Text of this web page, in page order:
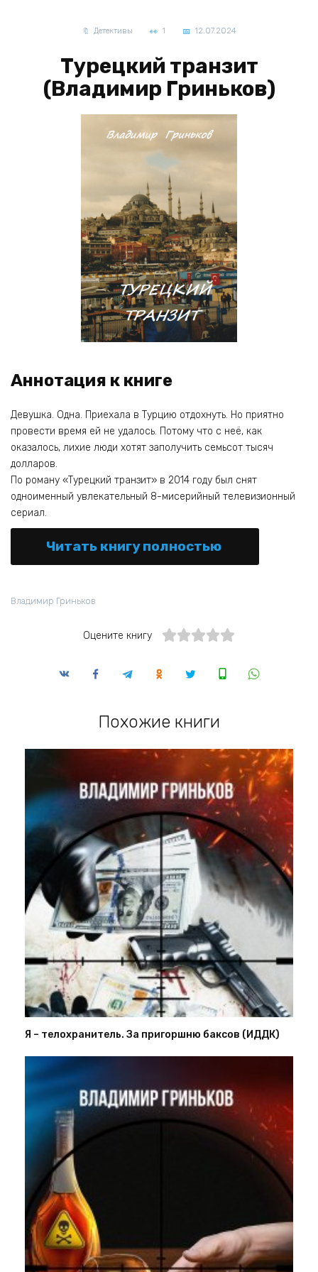
Детективы 1 12.07.2024
Турецкий транзит
(Владимир Гриньков)
Аннотация к книге
Девушка. Одна. Приехала в Турцию отдохнуть. Но приятно
провести время ей не удалось. Потому что с неё, как
оказалось, лихие люди хотят заполучить семьсот тысяч
долларов.
По роману «Турецкий транзит» в 2014 году был снят
одноименный увлекательный 8-мисерийный телевизионный
сериал.
Читать книгу полностью
Владимир Гриньков
Оцените книгу
Похожие книги
Я – телохранитель. За пригоршню баксов (ИДДК)